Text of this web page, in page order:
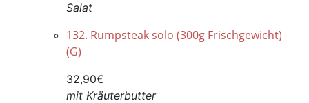
Salat
132. Rumpsteak solo (300g Frischgewicht)
(G)
32,90€
mit Kräuterbutter